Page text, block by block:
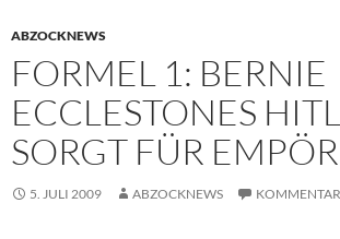
ABZOCKNEWS
FORMEL 1: BERNIE
ECCLESTONES
SORGT FÜR
5. JULI 2009 ABZOCKNEWS